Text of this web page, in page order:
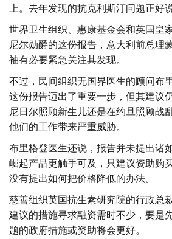
上。去年发现的抗克利斯汀问题正好
世界卫生组织、惠康基金会和英国皇
尼尔勋爵的这份报告，意大利前总理
袖有必要紧急关注其发现。
不过，民间组织无国界医生的顾问布
这份报告迈出了重要一步，但其建议
尼日尔照顾新生儿还是在约旦照顾战
他们的工作带来严重威胁。
布里格登医生还说，报告并未提出诸
崛起产品更触手可及，只建议资助购
没有提出如何把价格降低的办法。
慈善组织英国抗生素研究院的行政总
建议的措施寻求融资需时不少，要是
题的政府措施或资助将会更好。